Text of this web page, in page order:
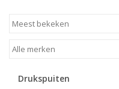
Meststoffen en
Bodemverbeteraars
Monitoring
Drukspuiten